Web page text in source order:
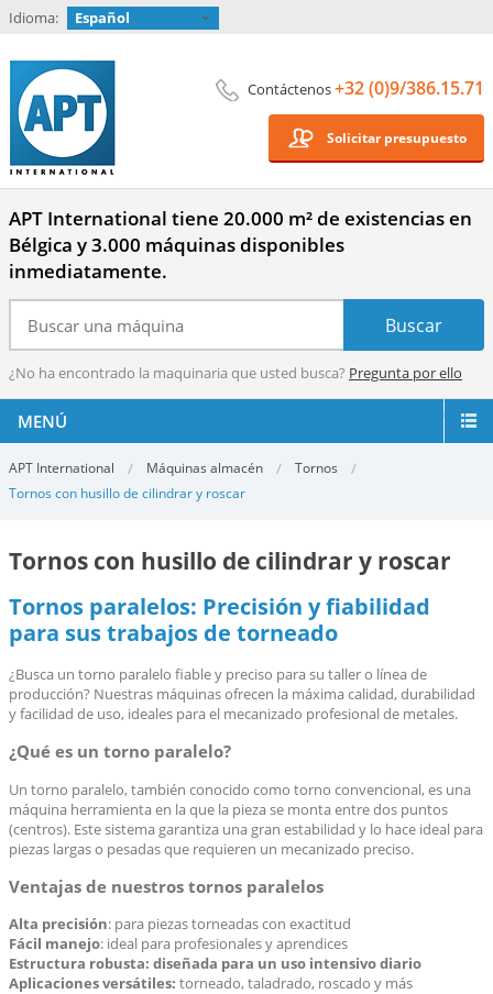
Idioma: Español
Contáctenos+32 (0)9/386.15.71
Solicitar presupuesto
APT International tiene 20.000 m² de existencias en
Bélgica y 3.000 máquinas disponibles
inmediatamente.
¿No ha encontrado la maquinaria que usted busca? Pregunta por ello
MENÚ
APT International Máquinas almacén
Tornos
Tornos con husillo de cilindrar y roscar
Tornos con husillo de cilindrar y roscar
Tornos paralelos: Precisión y fiabilidad
para sus trabajos de torneado
¿Busca un torno paralelo fiable y preciso para su taller o línea de
producción? Nuestras máquinas ofrecen la máxima calidad, durabilidad
y facilidad de uso, ideales para el mecanizado profesional de metales.
¿Qué es un torno paralelo?
Un torno paralelo, también conocido como torno convencional, es una
máquina herramienta en la que la pieza se monta entre dos puntos
(centros). Este sistema garantiza una gran estabilidad y lo hace ideal para
piezas largas o pesadas que requieren un mecanizado preciso.
Ventajas de nuestros tornos paralelos
Alta precisión: para piezas torneadas con exactitud
Fácil manejo: ideal para profesionales y aprendices
Estructura robusta: diseñada para un uso intensivo diario
Aplicaciones versátiles: torneado, taladrado, roscado y más